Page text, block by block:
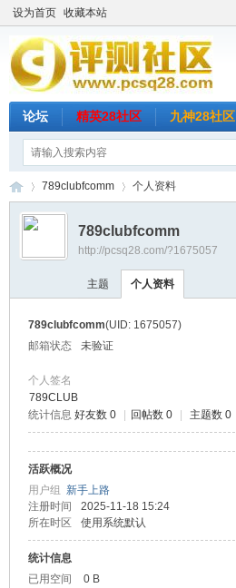
设为首页 收藏本站
论坛 精英28社区 九神28社区
›
789clubfcomm 个人资料
789clubfcomm
http://pcsq28.com/?1675057
主题 个人资料
789clubfcomm(UID: 1675057)
邮箱状态
未验证
个人签名
789CLUB
统计信息 好友数 0 回帖数 0 主题数 0
活跃概况
用户组 新手上路
注册时间
2025-11-18 15:24
所在时区
使用系统默认
统计信息
已用空间
0 B